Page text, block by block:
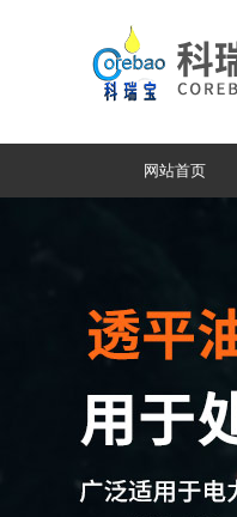
网站首页